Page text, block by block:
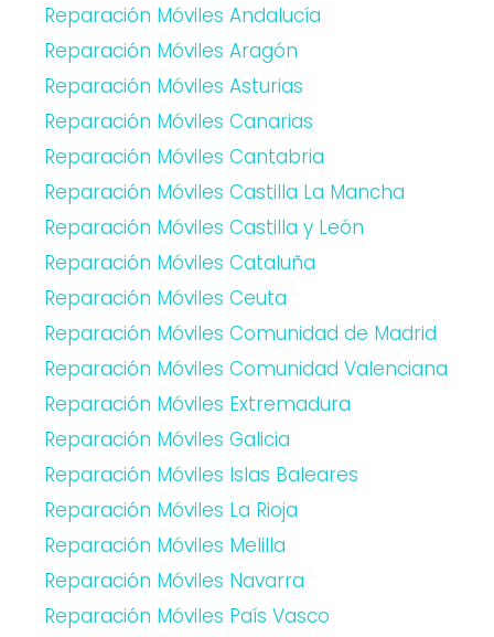
Reparación Móviles Andalucía
Reparación Móviles Aragón
Reparación Móviles Asturias
Reparación Móviles Canarias
Reparación Móviles Cantabria
Reparación Móviles Castilla La Mancha
Reparación Móviles Castilla y León
Reparación Móviles Cataluña
Reparación Móviles Ceuta
Reparación Móviles Comunidad de Madrid
Reparación Móviles Comunidad Valenciana
Reparación Móviles Extremadura
Reparación Móviles Galicia
Reparación Móviles Islas Baleares
Reparación Móviles La Rioja
Reparación Móviles Melilla
Reparación Móviles Navarra
Reparación Móviles País Vasco